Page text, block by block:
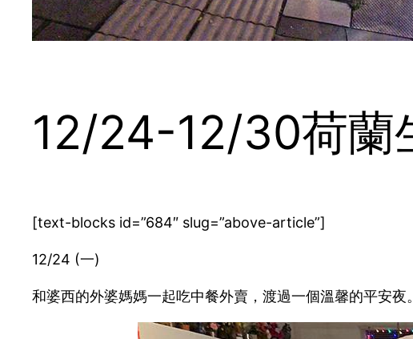
12/24-12/30荷蘭
[text-blocks id=”684″ slug=”above-article”]
12/24 (一)
和婆西的外婆媽媽一起吃中餐外賣，渡過一個溫馨的平安夜。